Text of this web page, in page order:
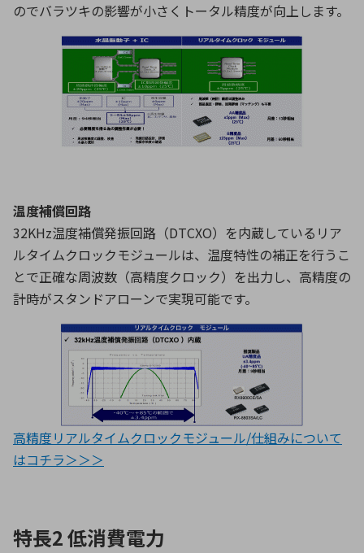
のでバラツキの影響が小さくトータル精度が向上します。
温度補償回路
32KHz温度補償発振回路（DTCXO）を内蔵しているリア
ルタイムクロックモジュールは、温度特性の補正を行うこ
とで正確な周波数（高精度クロック）を出力し、高精度の
計時がスタンドアローンで実現可能です。
高精度リアルタイムクロックモジュール/仕組みについて
はコチラ＞＞＞
特長2 低消費電力